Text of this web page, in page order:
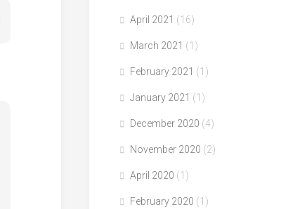
April 2021 (16)
March 2021 (1)
February 2021 (1)
January 2021 (1)
December 2020 (4)
November 2020 (2)
April 2020 (1)
February 2020 (1)